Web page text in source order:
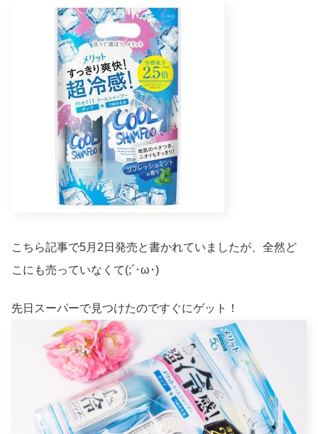
こちら記事で5月2日発売と書かれていましたが、全然ど
こにも売っていなくて(;´･ω･)
先日スーパーで見つけたのですぐにゲット！